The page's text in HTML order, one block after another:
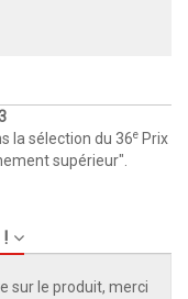
la sélection du 36e Prix
supérieur".
sur le produit, merci